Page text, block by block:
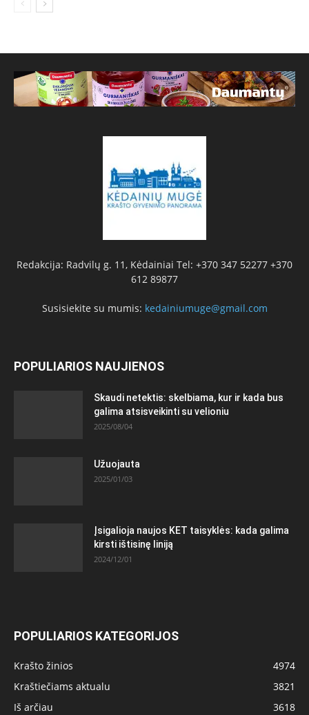
Redakcija: Radvilų g. 11, Kėdainiai Tel: +370 347 52277 +370
612 89877
Susisiekite su mumis: kedainiumuge@gmail.com
POPULIARIOS NAUJIENOS
Skaudi netektis: skelbiama, kur ir kada bus
galima atsisveikinti su velioniu
2025/08/04
Užuojauta
2025/01/03
Įsigalioja naujos KET taisyklės: kada galima
kirsti ištisinę liniją
2024/12/01
POPULIARIOS KATEGORIJOS
Krašto žinios
4974
Kraštiečiams aktualu
3821
Iš arčiau
3618